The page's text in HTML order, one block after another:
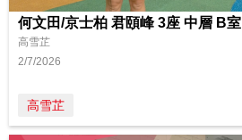
何文田/京士柏 君頤峰 3座 中層 B室
高雪芷
2/7/2026
高雪芷